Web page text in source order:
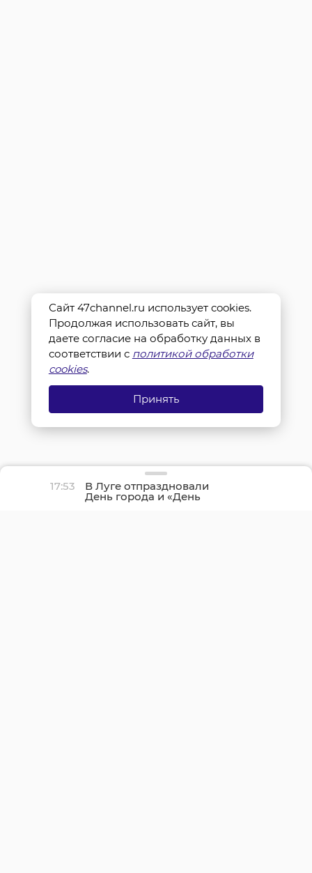
17:53 В Луге отпраздновали
День города и «День
детства»
Сайт 47channel.ru использует cookies.
Продолжая использовать сайт, вы
даете согласие на обработку данных в
соответствии с политикой обработки
cookies.
Принять